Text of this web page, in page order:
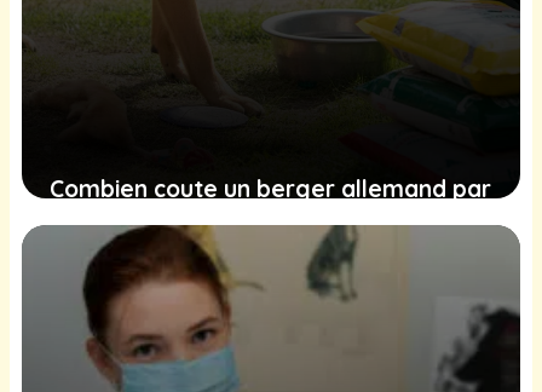
Combien coute un berger allemand par
an ?
27 janvier 2026